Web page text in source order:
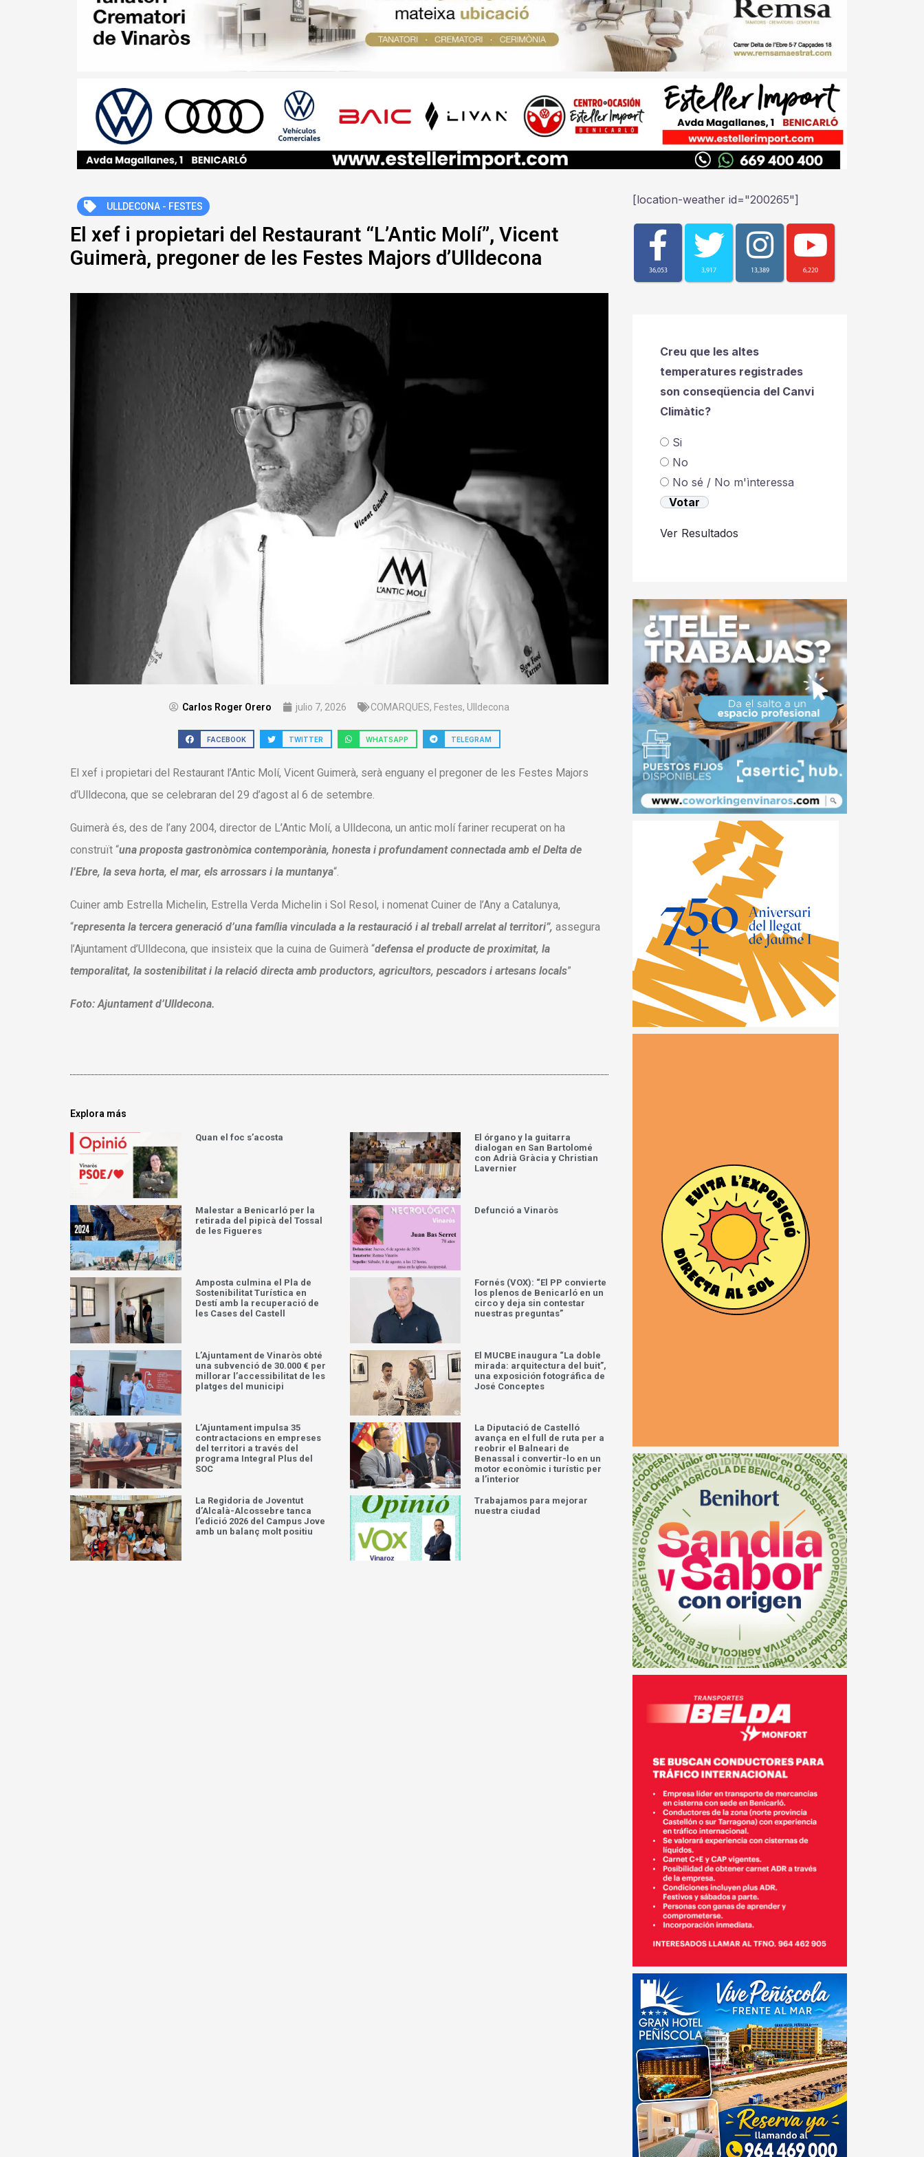
ULLDECONA - FESTES
El xef i propietari del Restaurant “L’Antic Molí”, Vicent
Guimerà, pregoner de les Festes Majors d’Ulldecona
Carlos Roger Orero julio 7, 2026 COMARQUES, Festes, Ulldecona
FACEBOOK TWITTER WHATSAPP TELEGRAM
El xef i propietari del Restaurant l’Antic Molí, Vicent Guimerà, serà enguany el pregoner de les Festes Majors
d’Ulldecona, que se celebraran del 29 d’agost al 6 de setembre.
Guimerà és, des de l’any 2004, director de L’Antic Molí, a Ulldecona, un antic molí fariner recuperat on ha
construït “una proposta gastronòmica contemporània, honesta i profundament connectada amb el Delta de
l’Ebre, la seva horta, el mar, els arrossars i la muntanya“.
Cuiner amb Estrella Michelin, Estrella Verda Michelin i Sol Resol, i nomenat Cuiner de l’Any a Catalunya,
“representa la tercera generació d’una família vinculada a la restauració i al treball arrelat al territori”, assegura
l’Ajuntament d’Ulldecona, que insisteix que la cuina de Guimerà “defensa el producte de proximitat, la
temporalitat, la sostenibilitat i la relació directa amb productors, agricultors, pescadors i artesans locals”
Foto: Ajuntament d’Ulldecona.
Explora más
Quan el foc s’acosta
El órgano y la guitarra
dialogan en San Bartolomé
con Adrià Gràcia y Christian
Lavernier
Malestar a Benicarló per la
retirada del pipicà del Tossal
de les Figueres
Defunció a Vinaròs
Amposta culmina el Pla de
Sostenibilitat Turística en
Destí amb la recuperació de
les Cases del Castell
Fornés (VOX): “El PP convierte
los plenos de Benicarló en un
circo y deja sin contestar
nuestras preguntas”
L’Ajuntament de Vinaròs obté
una subvenció de 30.000 € per
millorar l’accessibilitat de les
platges del municipi
El MUCBE inaugura “La doble
mirada: arquitectura del buit”,
una exposición fotográfica de
José Conceptes
L’Ajuntament impulsa 35
contractacions en empreses
del territori a través del
programa Integral Plus del
SOC
La Diputació de Castelló
avança en el full de ruta per a
reobrir el Balneari de
Benassal i convertir-lo en un
motor econòmic i turístic per
a l’interior
La Regidoria de Joventut
d’Alcalà-Alcossebre tanca
l’edició 2026 del Campus Jove
amb un balanç molt positiu
Trabajamos para mejorar
nuestra ciudad
[location-weather id="200265"]
36,053 3,917 13,389 6,220
Creu que les altes
temperatures registrades
son conseqüencia del Canvi
Climàtic?
Si
No
No sé / No m'ìnteressa
Ver Resultados